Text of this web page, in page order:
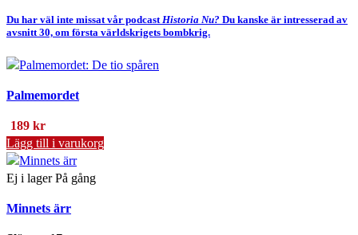
alternativen
kan
väljas
produktsidan
Du har väl inte missat vår podcastHistoria Nu? Du kanske är intresserad av
avsnitt 30, om första världskrigets bombkrig.
Palmemordet
189 kr
Lägg till i varukorg
Ej i lager På gång
Minnets ärr